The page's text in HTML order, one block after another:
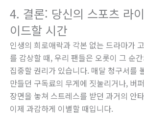
4. 결론: 당신의 스포츠 라
이드할 시간
인생의 희로애락과 각본 없는 드라마가
를 감상할 때, 우리 팬들은 오롯이 그 순
집중할 권리가 있습니다. 매달 청구서를
만들던 구독료의 무게에 짓눌리거나, 버
장면을 놓쳐 스트레스를 받던 과거의 안
이제 과감하게 이별할 때입니다.